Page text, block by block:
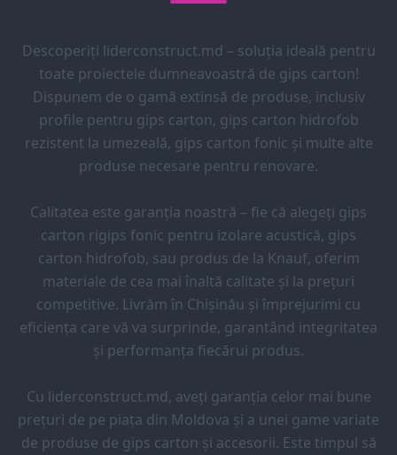
Descoperiți liderconstruct.md – soluția ideală pentru
toate proiectele dumneavoastră de gips carton!
Dispunem de o gamă extinsă de produse, inclusiv
profile pentru gips carton, gips carton hidrofob
rezistent la umezeală, gips carton fonic și multe alte
produse necesare pentru renovare.
Calitatea este garanția noastră – fie că alegeți gips
carton rigips fonic pentru izolare acustică, gips
carton hidrofob, sau produs de la Knauf, oferim
materiale de cea mai înaltă calitate și la prețuri
competitive. Livrăm în Chișinău și împrejurimi cu
eficiența care vă va surprinde, garantând integritatea
și performanța fiecărui produs.
Cu liderconstruct.md, aveți garanția celor mai bune
prețuri de pe piața din Moldova și a unei game variate
de produse de gips carton și accesorii. Este timpul să